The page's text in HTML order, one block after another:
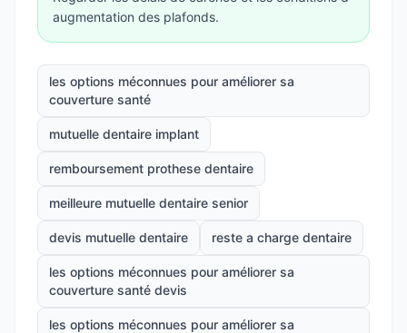
augmentation des plafonds.
les options méconnues pour améliorer sa
couverture santé
mutuelle dentaire implant
remboursement prothese dentaire
meilleure mutuelle dentaire senior
devis mutuelle dentaire reste a charge dentaire
les options méconnues pour améliorer sa
couverture santé devis
les options méconnues pour améliorer sa